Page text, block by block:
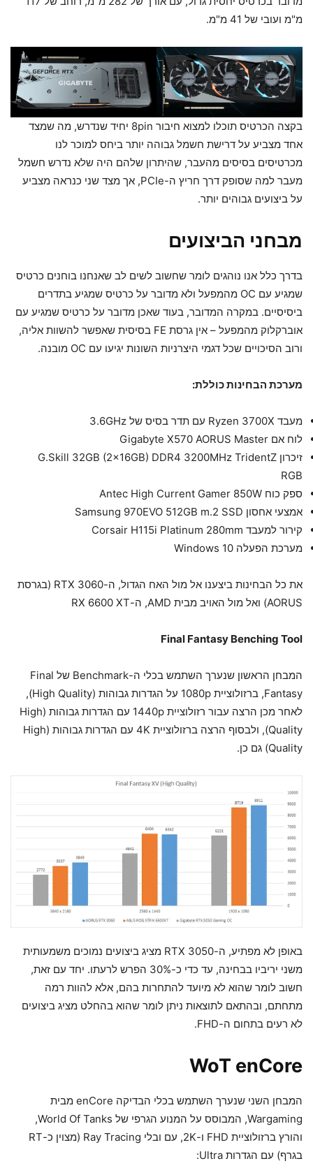
מ"מ ועובי של 41 מ"מ.
בקצה הכרטיס תוכלו למצוא חיבור 8pin יחיד שנדרש, מה שמצד
אחד מצביע על דרישת חשמל גבוהה יותר ביחס למוכר לנו
מכרטיסים בסיסים מהעבר, שהיתרון שלהם היה שלא נדרש חשמל
מעבר למה שסופק דרך חריץ ה-PCIe, אך מצד שני כנראה מצביע
על ביצועים גבוהים יותר.
מבחני הביצועים
בדרך כלל אנו נוהגים לומר שחשוב לשים לב שאנחנו בוחנים כרטיס
שמגיע עם OC מהמפעל ולא מדובר על כרטיס שמגיע בתדרים
ביסיסיים. במקרה המדובר, בעוד שאכן מדובר על כרטיס שמגיע עם
אוברקלוק מהמפעל – אין גרסת FE בסיסית שאפשר להשוות אליה,
ורוב הסיכויים שכל דגמי היצרניות השונות יגיעו עם OC מובנה.
מערכת הבחינות כוללת:
מעבד Ryzen 3700X עם תדר בסיס של 3.6GHz
לוח אם Gigabyte X570 AORUS Master
זיכרון G.Skill 32GB (2x16GB) DDR4 3200MHz TridentZ
RGB
ספק כוח Antec High Current Gamer 850W
אמצעי אחסון Samsung 970EVO 512GB m.2 SSD
קירור למעבד Corsair H115i Platinum 280mm
מערכת הפעלה Windows 10
את כל הבחינות ביצענו אל מול האח הגדול, ה-RTX 3060 (בגרסת
AORUS) ואל מול האויב מבית AMD, ה-RX 6600 XT
Final Fantasy Benching Tool
המבחן הראשון שנערך השתמש בכלי ה-Benchmark של Final
Fantasy, ברזולוציית 1080p על הגדרות גבוהות (High Quality),
לאחר מכן הרצה עבור רזולוציית 1440p עם הגדרות גבוהות (High
Quality), ולבסוף הרצה ברזולוציית 4K עם הגדרות גבוהות (High
Quality) גם כן.
באופן לא מפתיע, ה-RTX 3050 מציג ביצועים נמוכים משמעותית
משני יריביו בבחינה, עד כדי כ-30% הפרש לרעתו. יחד עם זאת,
חשוב לומר שהוא לא מיועד להתחרות בהם, אלא להוות רמה
מתחתם, ובהתאם לתוצאות ניתן לומר שהוא בהחלט מציג ביצועים
לא רעים בתחום ה-FHD.
WoT enCore
המבחן השני שנערך השתמש בכלי הבדיקה enCore מבית
Wargaming, המבוסס על המנוע הגרפי של World Of Tanks,
והורץ ברזולוציית FHD ו-2K, עם ובלי Ray Tracing (מצוין כ-RT
בגרף) עם הגדרות Ultra: